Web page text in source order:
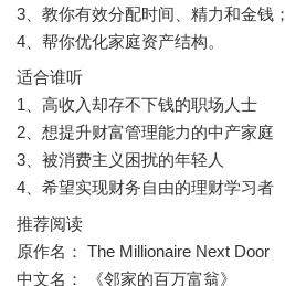
3、教你有效分配时间、精力和金钱；
4、帮你优化家庭资产结构。
适合谁听
1、高收入却存不下钱的职场人士
2、想提升财富管理能力的中产家庭
3、被消费主义困扰的年轻人
4、希望实现财务自由的理财学习者
推荐阅读
原作名： The Millionaire Next Door
中文名： 《邻家的百万富翁》